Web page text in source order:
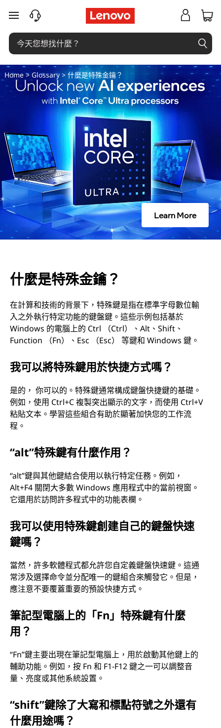
什
麼
是
特
殊
鑰
？
跳至主要內容
Home> Glossary> 什麼是特殊金鑰？
Learn More
什麼是特殊金鑰？
在計算和技術的背景下，特殊鍵是指在標準字母數位輸
入之外執行特定功能的鍵盤鍵。這些示例包括基於
Windows 的電腦上的 Ctrl （Ctrl）、Alt、Shift、
Function （Fn）、Esc （Esc） 等鍵和 Windows 鍵。
我可以將特殊鍵用於快捷方式嗎？
是的， 你可以的。特殊鍵通常構成鍵盤快捷鍵的基礎。
例如，使用 Ctrl+C 複製突出顯示的文字，而使用 Ctrl+V
粘貼文本。學習這些組合有助於顯著加快您的工作流
程。
“alt”特殊鍵有什麼作用？
“alt”鍵與其他鍵結合使用以執行特定任務。例如，
Alt+F4 關閉大多數 Windows 應用程式中的當前視窗。
它還用於訪問許多程式中的功能表欄。
我可以使用特殊鍵創建自己的鍵盤快速
鍵嗎？
當然，許多軟體程式都允許您自定義鍵盤快速鍵。這通
常涉及選擇命令並分配唯一的鍵組合來觸發它。但是，
應注意不要覆蓋重要的預設快捷方式。
筆記型電腦上的「Fn」特殊鍵有什麼
用？
“Fn”鍵主要出現在筆記型電腦上，用於啟動其他鍵上的
輔助功能。例如，按 Fn 和 F1-F12 鍵之一可以調整音
量、亮度或其他系統設置。
“shift”鍵除了大寫和標點符號之外還有
什麼用途嗎？